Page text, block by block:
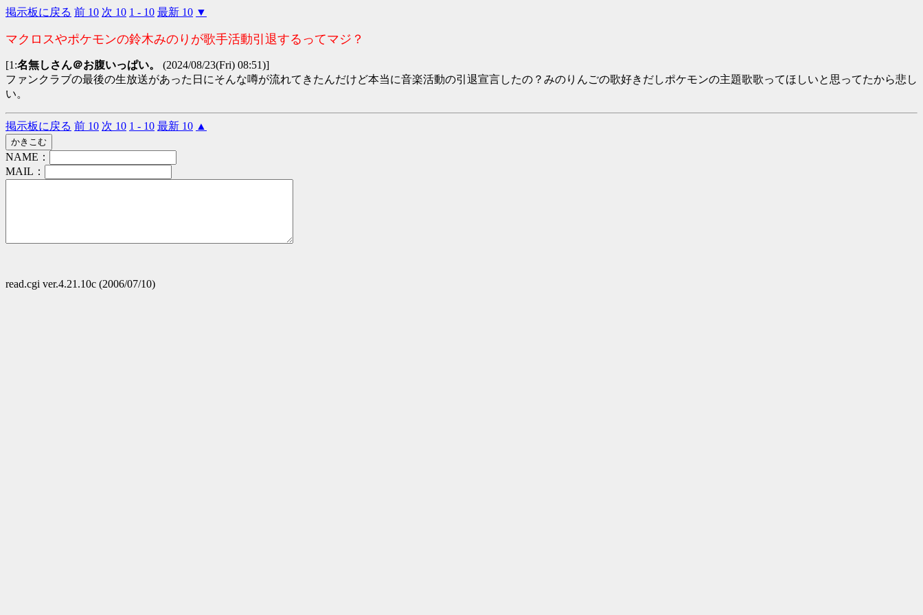
掲示板に戻る 前 10 次 10 1 - 10 最新 10 ▼
マクロスやポケモンの鈴木みのりが歌手活動引退するってマジ？
[1:名無しさん＠お腹いっぱい。 (2024/08/23(Fri) 08:51)]
ファンクラブの最後の生放送があった日にそんな噂が流れてきたんだけど本当に音楽活動の引退宣言したの？みのりんごの歌好きだしポケモンの主題歌歌ってほしいと思ってたから悲し
い。
掲示板に戻る 前 10 次 10 1 - 10 最新 10 ▲
NAME：
MAIL：
read.cgi ver.4.21.10c (2006/07/10)